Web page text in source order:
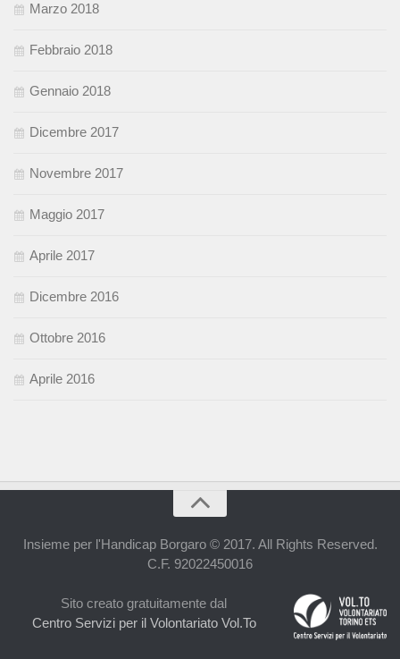
Marzo 2018
Febbraio 2018
Gennaio 2018
Dicembre 2017
Novembre 2017
Maggio 2017
Aprile 2017
Dicembre 2016
Ottobre 2016
Aprile 2016
Insieme per l'Handicap Borgaro © 2017. All Rights Reserved.
C.F. 92022450016
Sito creato gratuitamente dal
Centro Servizi per il Volontariato Vol.To